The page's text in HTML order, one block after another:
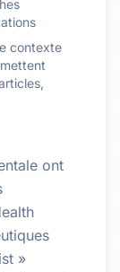
contexte
ont
»